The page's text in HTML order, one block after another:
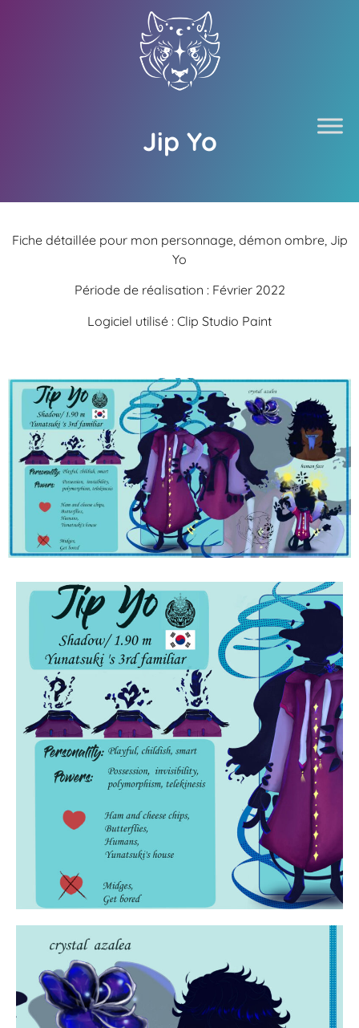
Jip Yo
Fiche détaillée pour mon personnage, démon ombre, Jip
Yo
Période de réalisation : Février 2022
Logiciel utilisé : Clip Studio Paint